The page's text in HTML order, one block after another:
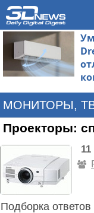
Проекторы:
Подборка